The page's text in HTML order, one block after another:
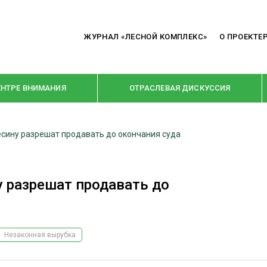
ЖУРНАЛ «ЛЕСНОЙ КОМПЛЕКС» О ПРОЕКТЕ
ВНИМАНИЯ ОТРАСЛЕВАЯ ДИСКУССИЯ
РУБРИКИ
КРУПНЫМ ПЛАНОМ
разрешат продавать до окончания суда
продавать до
Незаконная вырубка